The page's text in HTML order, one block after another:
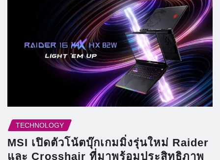
TECHNOLOGY
MSI เปิดตัวโน้ตบุ๊กเกมมิ่งรุ่นใหม่ Raider
และ Crosshair ที่มาพร้อมประสิทธิภาพ